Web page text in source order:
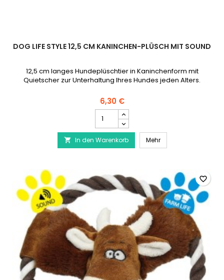
DOG LIFE STYLE 12,5 CM KANINCHEN-PLÜSCH MIT SOUND
12,5 cm langes Hundeplüschtier in Kaninchenform mit
Quietscher zur Unterhaltung Ihres Hundes jeden Alters.
6,30 €
LIFE
STYLE
12,5
cm
mit
Sound
Produktmengenfeld
 In den Warenkorb MehrDOG LIFE STYLE
favorite_border